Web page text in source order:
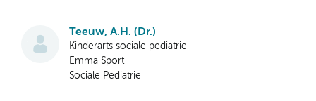
Teeuw, A.H. (Dr.)
Kinderarts sociale pediatrie
Emma Sport
Sociale Pediatrie